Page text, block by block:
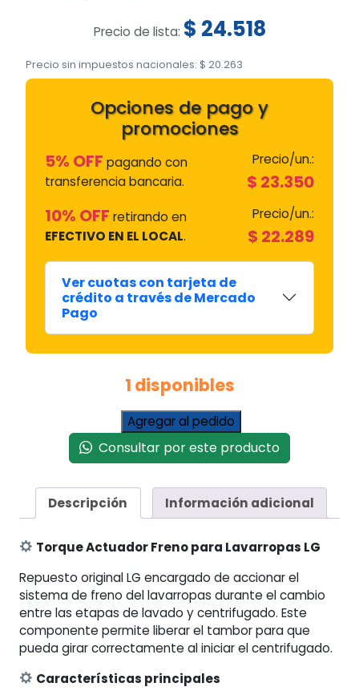
Precio de lista: $ 24.518
Precio sin impuestos nacionales: $ 20.263
Opciones de pago y
promociones
5% OFF pagando con
transferencia bancaria.
Precio/un.:
$ 23.350
10% OFF retirando en
EFECTIVO EN EL LOCAL.
Precio/un.:
$ 22.289
Ver cuotas con tarjeta de
crédito a través de Mercado
Pago
1 disponibles
Torque
Actuador
Freno
Lavarropas
LG
cantidad
Agregar al pedido
Consultar por este producto
Descripción Información adicional
Torque Actuador Freno para Lavarropas LG
Repuesto original LG encargado de accionar el
sistema de freno del lavarropas durante el cambio
entre las etapas de lavado y centrifugado. Este
componente permite liberar el tambor para que
pueda girar correctamente al iniciar el centrifugado.
Características principales